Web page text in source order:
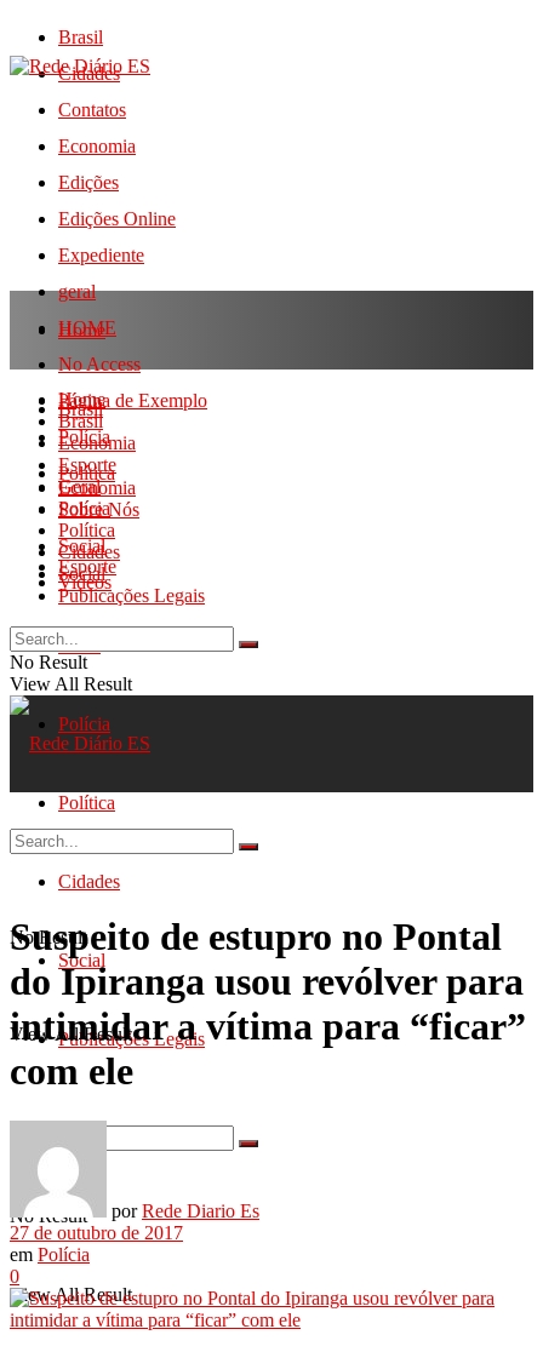
Brasil
Cidades
Contatos
Economia
Edições
Edições Online
Expediente
geral
HOME
No Access
Página de Exemplo
Polícia
Política
Sobre Nós
Social
Videos
Home
Brasil
Economia
Esporte
Geral
Polícia
Política
Cidades
Social
Publicações Legais
No Result
View All Result
Home
Brasil
Economia
Esporte
Geral
Polícia
Política
Cidades
Social
Publicações Legais
No Result
View All Result
No Result
View All Result
Suspeito de estupro no Pontal
do Ipiranga usou revólver para
intimidar a vítima para “ficar”
com ele
por Rede Diario Es
27 de outubro de 2017
em Polícia
0